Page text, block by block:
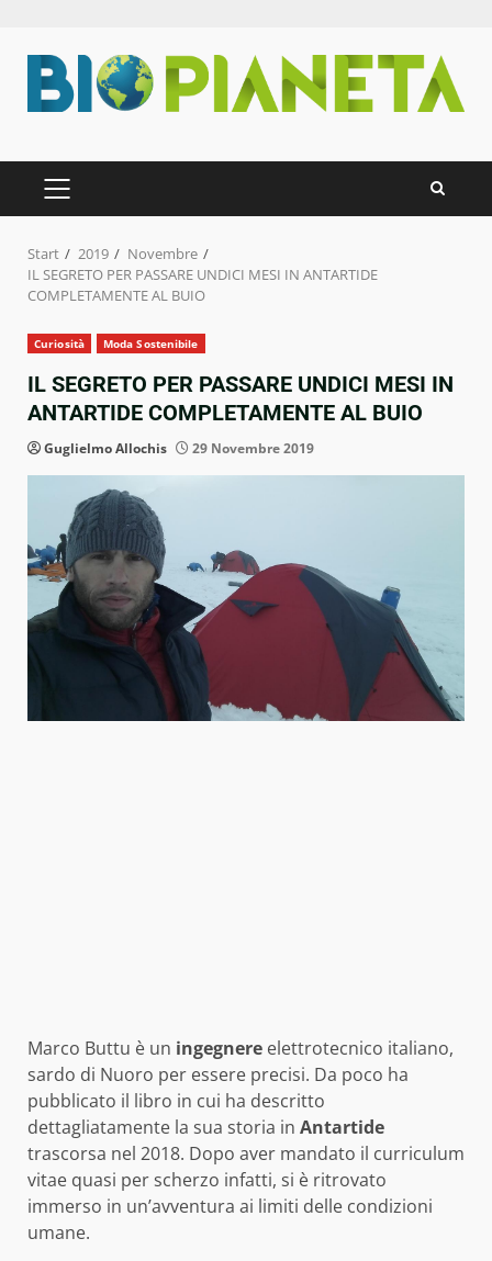
Inhalt
springen
PRIMÄRES
MENÜ
Start 2019
Novembre
IL SEGRETO PER PASSARE UNDICI MESI IN ANTARTIDE
COMPLETAMENTE AL BUIO
Curiosità Moda Sostenibile
IL SEGRETO PER PASSARE UNDICI MESI IN
ANTARTIDE COMPLETAMENTE AL BUIO
Guglielmo Allochis 29 Novembre 2019
Marco Buttu è un ingegnere elettrotecnico italiano,
sardo di Nuoro per essere precisi. Da poco ha
pubblicato il libro in cui ha descritto
dettagliatamente la sua storia in Antartide
trascorsa nel 2018. Dopo aver mandato il curriculum
vitae quasi per scherzo infatti, si è ritrovato
immerso in un’avventura ai limiti delle condizioni
umane.